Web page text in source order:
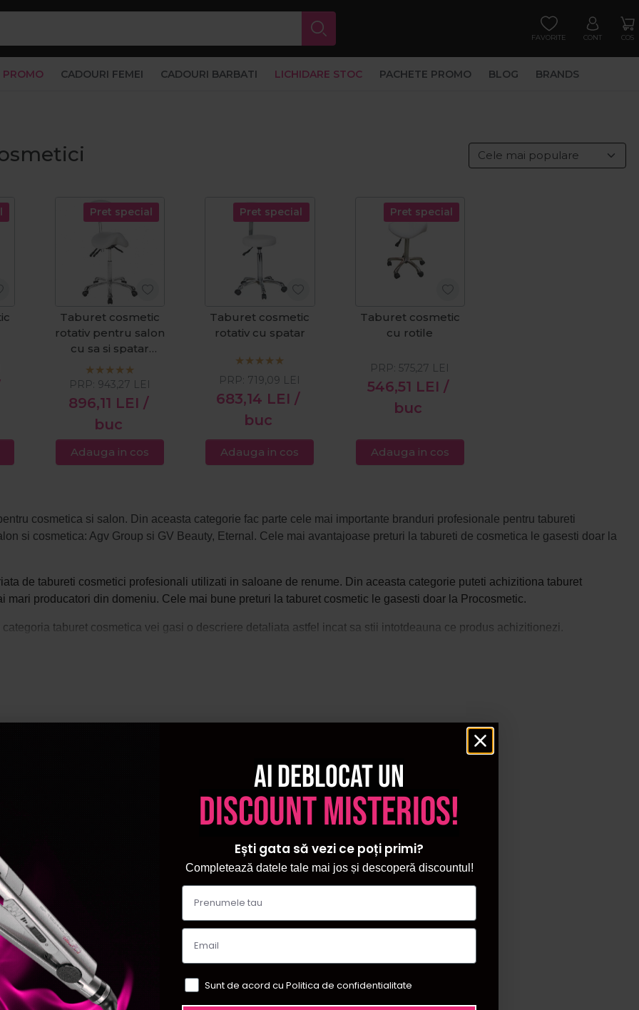
FAVORITE CONT COS
PROMO CADOURI FEMEI CADOURI BARBATI LICHIDARE STOC PACHETE PROMO BLOG BRANDS
Pret special
Taburet cosmetic
rotativ pentru salon
cu sa si spatar
PRO301025
896,11 LEI /
buc
PRP: 943,27 LEI
Adauga in cos
Pret special
Taburet cosmetic
rotativ cu spatar
683,14 LEI /
buc
PRP: 719,09 LEI
Adauga in cos
Pret special
Taburet cosmetic
cu rotile
546,51 LEI /
buc
PRP: 575,27 LEI
Adauga in cos
cosmetica si salon. Din aceasta categorie fac parte cele mai importante branduri profesionale pentru tabureti
si cosmetica: Agv Group si GV Beauty, Eternal. Cele mai avantajoase preturi la tabureti de cosmetica le gasesti doar la
de tabureti cosmetici profesionali utilizati in saloane de renume. Din aceasta categorie puteti achizitiona taburet
mari producatori din domeniu. Cele mai bune preturi la taburet cosmetic le gasesti doar la Procosmetic.
categoria taburet cosmetica vei gasi o descriere detaliata astfel incat sa stii intotdeauna ce produs achizitionezi.
din categoria
Ai deblocat un
discount misterios!
Ești gata să vezi ce poți primi?
Completează datele tale mai jos și descoperă discountul!
Sunt de acord cu Politica de confidentialitate